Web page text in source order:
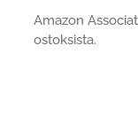
Amazon
ostoksista.